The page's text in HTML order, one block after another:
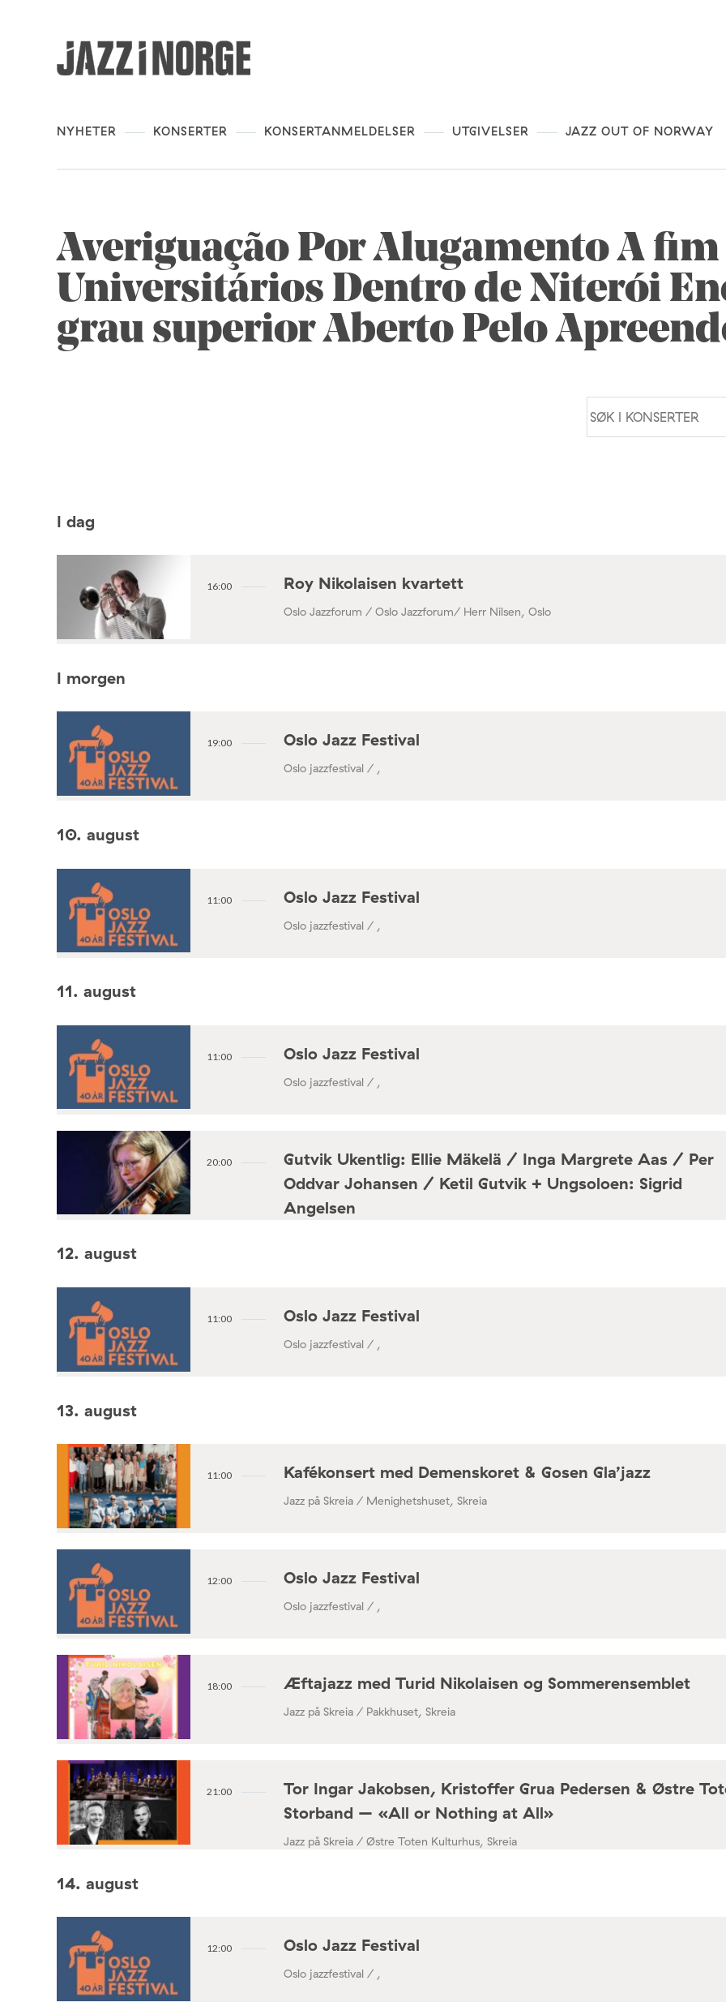
NYHETER KONSERTER KONSERTANMELDELSER UTGIVELSER JAZZ OUT OF NORWAY
Averiguação Por Alugamento A
Universitários Dentro de Niterói
grau superior Aberto Pelo
I dag
16:00 Roy Nikolaisen kvartett
Oslo Jazzforum / Oslo Jazzforum/ Herr Nilsen, Oslo
I morgen
19:00 Oslo Jazz Festival
Oslo jazzfestival / ,
10. august
11:00 Oslo Jazz Festival
Oslo jazzfestival / ,
11. august
11:00 Oslo Jazz Festival
Oslo jazzfestival / ,
20:00
Gutvik Ukentlig: Ellie Mäkelä / Inga Margrete Aas / Per
Oddvar Johansen / Ketil Gutvik + Ungsoloen: Sigrid
Angelsen
12. august
11:00 Oslo Jazz Festival
Oslo jazzfestival / ,
13. august
11:00 Kafékonsert med Demenskoret & Gosen Gla’jazz
Jazz på Skreia / Menighetshuset, Skreia
12:00 Oslo Jazz Festival
Oslo jazzfestival / ,
18:00 Æftajazz med Turid Nikolaisen og Sommerensemblet
Jazz på Skreia / Pakkhuset, Skreia
21:00
Tor Ingar Jakobsen, Kristoffer Grua Pedersen & Østre
Storband – «All or Nothing at All»
Jazz på Skreia / Østre Toten Kulturhus, Skreia
14. august
12:00 Oslo Jazz Festival
Oslo jazzfestival / ,